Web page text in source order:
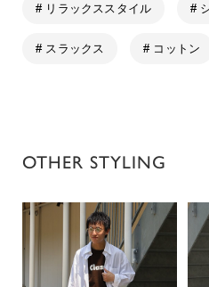
# リラックススタイル #
# スラックス # コットン
OTHER STYLING